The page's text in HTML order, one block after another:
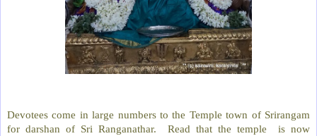
Devotees come in large numbers to the Temple town of Srirangam
for darshan of Sri Ranganathar. Read that the temple is now